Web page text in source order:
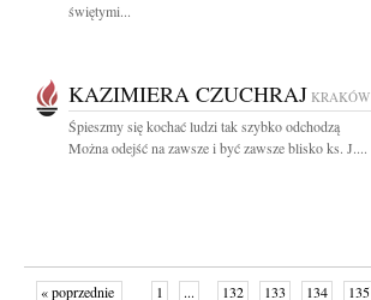
świętymi...
KAZIMIERA CZUCHRAJ KRAKÓW
Śpieszmy się kochać ludzi tak szybko odchodzą
Można odejść na zawsze i być zawsze blisko ks. J....
« poprzednie 1 ... 132 133 134 135